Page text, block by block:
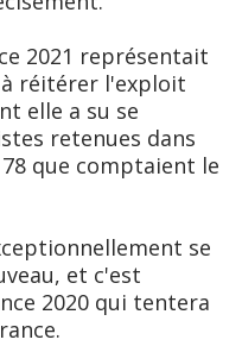
2021 représentait
à réitérer l'exploit
elle a su se
retenues dans
que comptaient le
se
et c'est
2020 qui tentera